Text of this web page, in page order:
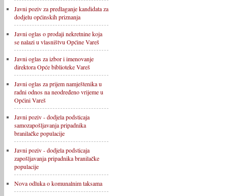
Javni poziv za predlaganje kandidata za
dodjelu općinskih priznanja
Javni oglas o prodaji nekretnine koja
se nalazi u vlasništvu Općine Vareš
Javni oglas za izbor i imenovanje
direktora Opće biblioteke Vareš
Javni oglas za prijem namještenika u
radni odnos na neodređeno vrijeme u
Općini Vareš
Javni poziv - dodjela podsticaja
samozapošljavanja pripadnika
branilačke populacije
Javni poziv - dodjela podsticaja
zapošljavanja pripadnika branilačke
populacije
Nova odluka o komunalnim taksama